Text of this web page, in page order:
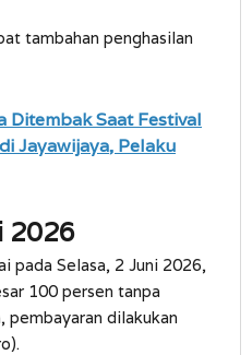
tambahan penghasilan
Ditembak Saat Festival
Jayawijaya, Pelaku
2026
pada Selasa, 2 Juni 2026,
100 persen tanpa
pembayaran dilakukan